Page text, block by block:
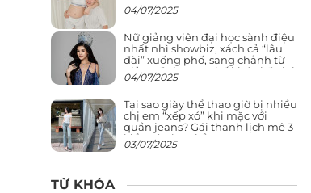
04/07/2025
Nữ giảng viên đại học sành điệu
nhất nhì showbiz, xách cả “lâu
đài” xuống phố, sang chảnh từ
giảng đường ra phố khó ai đọ lại
04/07/2025
Tại sao giày thể thao giờ bị nhiều
chị em “xếp xó” khi mặc với
quần jeans? Gái thanh lịch mê 3
kiểu này hơn hẳn
03/07/2025
TỪ KHÓA